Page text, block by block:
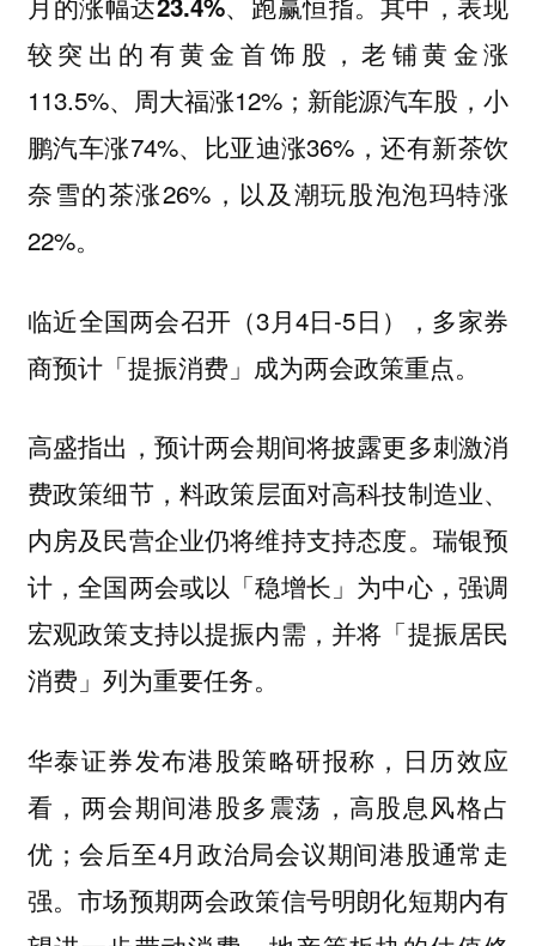
较突出的有黄金首饰股，老铺黄金涨
113.5%、周大福涨12%；新能源汽车股，小
鹏汽车涨74%、比亚迪涨36%，还有新茶饮
奈雪的茶涨26%，以及潮玩股泡泡玛特涨
22%。
临近全国两会召开（3月4日-5日），多家券
商预计「提振消费」成为两会政策重点。
高盛指出， 预计两会期间将披露更多刺激消
费政策细节，料政策层面对高科技制造业、
内房及民营企业仍将维持支持态度。瑞银预
计，全国两会或以「稳增长」为中心，强调
宏观政策支持以提振内需，并将「提振居民
消费」列为重要任务。
华泰证券发布港股策略研报称，日历效应
看，两会期间港股多震荡，高股息风格占
优；会后至4月政治局会议期间港股通常走
强。市场预期两会政策信号明朗化短期内有